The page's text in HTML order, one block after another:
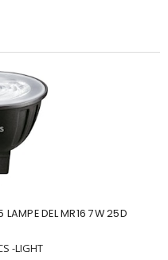
DEL MR16 7W 25D
-LIGHT